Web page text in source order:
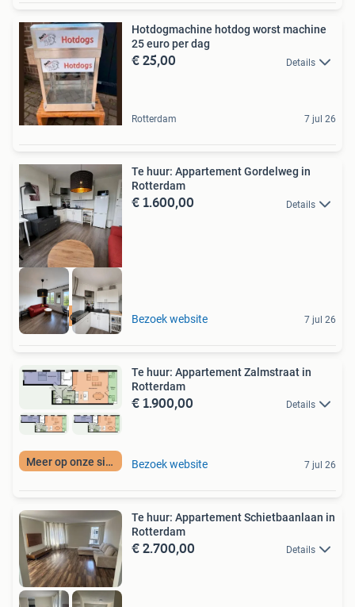
Hotdogmachine hotdog worst machine
25 euro per dag
€ 25,00 Details
Rotterdam 7 jul 26
Meer op onze site
Te huur: Appartement Gordelweg in
Rotterdam
€ 1.600,00 Details
Bezoek website 7 jul 26
Meer op onze site
Te huur: Appartement Zalmstraat in
Rotterdam
€ 1.900,00 Details
Bezoek website 7 jul 26
Te huur: Appartement Schietbaanlaan in
Rotterdam
€ 2.700,00 Details